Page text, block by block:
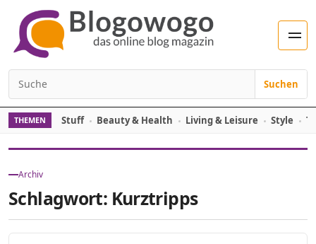
Zum Inhalt springen
Suchen nach:
Suchen
THEMEN Stuff Beauty & Health Living & Leisure Style
Archiv
Schlagwort: Kurztripps